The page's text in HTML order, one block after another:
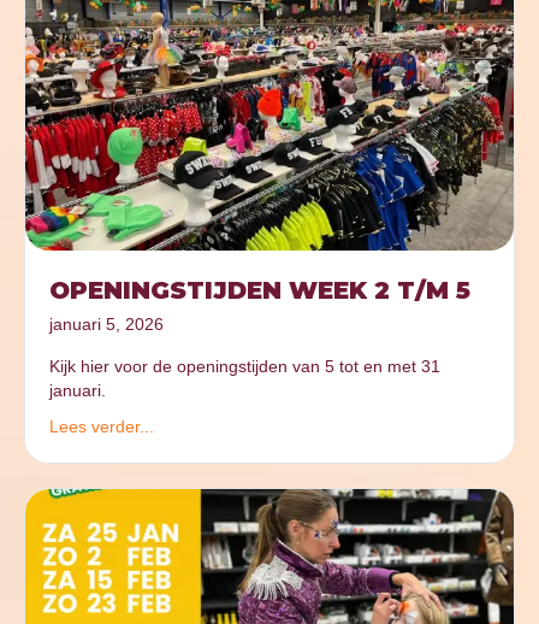
OPENINGSTIJDEN WEEK 2 T/M 5
januari 5, 2026
Kijk hier voor de openingstijden van 5 tot en met 31
januari.
Lees verder...